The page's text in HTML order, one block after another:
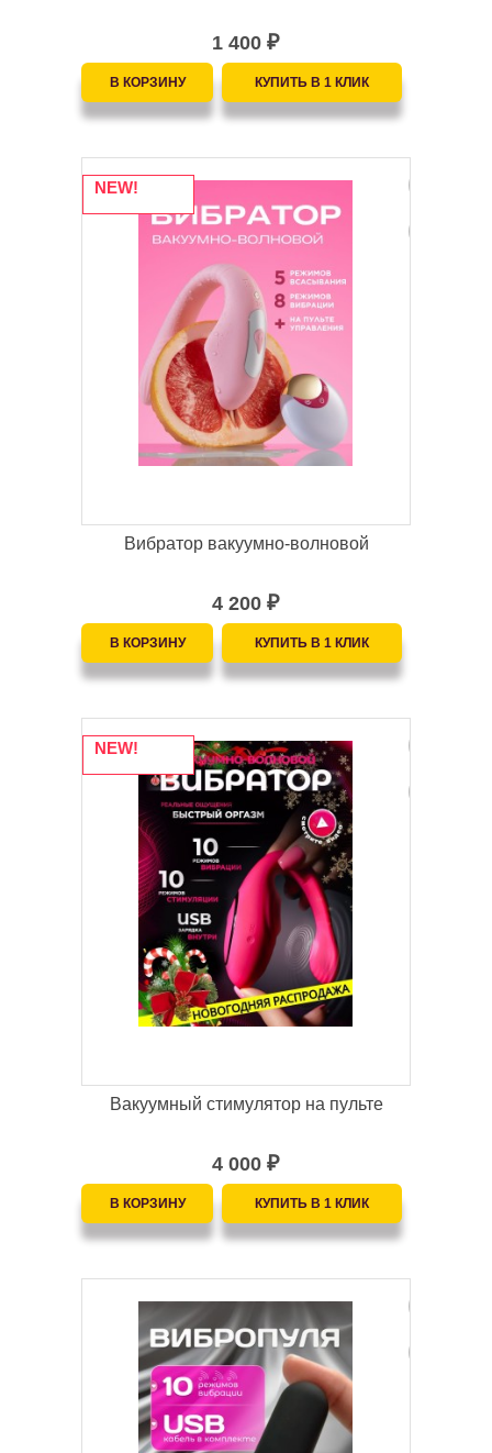
1 400 ₽
NEW!
Вибратор вакуумно-волновой
4 200 ₽
NEW!
Вакуумный стимулятор на пульте
4 000 ₽